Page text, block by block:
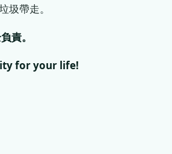
圾帶走。
責。
for your life!